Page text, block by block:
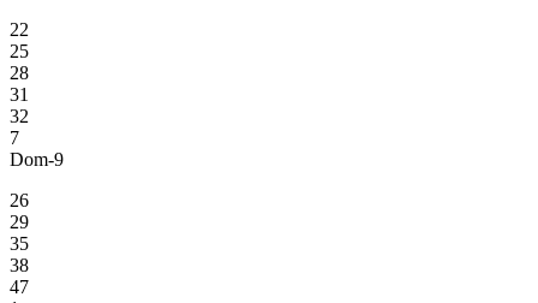
22
25
28
31
32
7
Dom-9
26
29
35
38
47